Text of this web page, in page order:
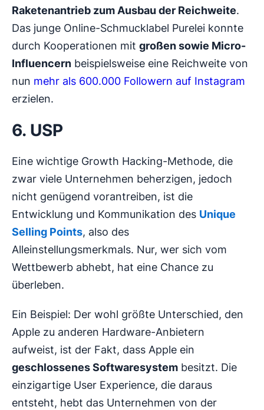
Raketenantrieb zum Ausbau der Reichweite.
Das junge Online-Schmucklabel Purelei konnte
durch Kooperationen mit großen sowie Micro-
Influencern beispielsweise eine Reichweite von
nun mehr als 600.000 Followern auf Instagram
erzielen.
6. USP
Eine wichtige Growth Hacking-Methode, die
zwar viele Unternehmen beherzigen, jedoch
nicht genügend vorantreiben, ist die
Entwicklung und Kommunikation des Unique
Selling Points, also des
Alleinstellungsmerkmals. Nur, wer sich vom
Wettbewerb abhebt, hat eine Chance zu
überleben.
Ein Beispiel: Der wohl größte Unterschied, den
Apple zu anderen Hardware-Anbietern
aufweist, ist der Fakt, dass Apple ein
geschlossenes Softwaresystem besitzt. Die
einzigartige User Experience, die daraus
entsteht, hebt das Unternehmen von der